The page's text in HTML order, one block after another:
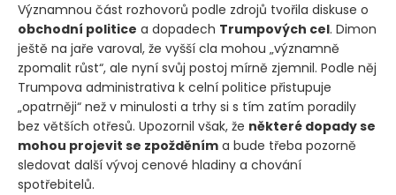
Významnou část rozhovorů podle zdrojů tvořila diskuse o
obchodní politice a dopadech Trumpových cel. Dimon
ještě na jaře varoval, že vyšší cla mohou „významně
zpomalit růst“, ale nyní svůj postoj mírně zjemnil. Podle něj
Trumpova administrativa k celní politice přistupuje
„opatrněji“ než v minulosti a trhy si s tím zatím poradily
bez větších otřesů. Upozornil však, že některé dopady se
mohou projevit se zpožděním a bude třeba pozorně
sledovat další vývoj cenové hladiny a chování
spotřebitelů.